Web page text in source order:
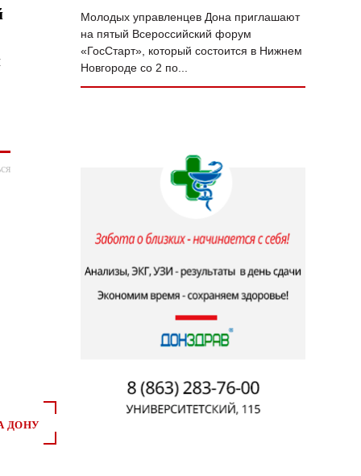
ДОНУ
Молодых управленцев Дона приглашают
на пятый Всероссийский форум
«ГосСтарт», который состоится в Нижнем
Новгороде со 2 по...